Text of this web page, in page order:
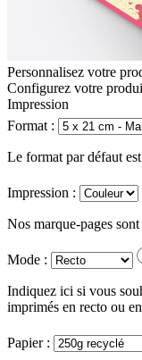
Personnalisez votre
Configurez votre
Impression
Format :
Le format par défaut
Impression :
Nos marque-pages
Mode :
Indiquez ici si vous
imprimés en recto ou
Papier :